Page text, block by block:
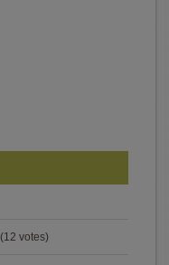
(12 votes)